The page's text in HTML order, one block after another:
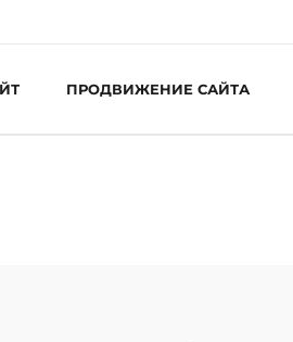
ПРОДВИЖЕНИЕ САЙТА